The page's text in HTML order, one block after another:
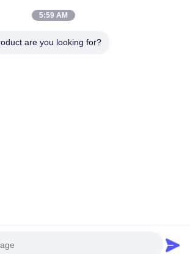
de Hegui, Lishui, Nanhai Foshan
de confidentialité
5:59 AM
are you looking for?